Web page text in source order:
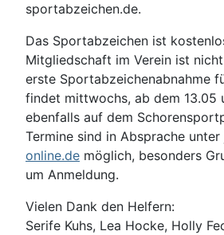
sportabzeichen.de.
Das Sportabzeichen ist
Mitgliedschaft im Verein ist
erste Sportabzeichenabnahme
findet mittwochs, ab dem 13.05
ebenfalls auf dem
Termine sind in Absprache unter
online.de möglich, besonders
um Anmeldung.
Vielen Dank den Helfern:
Serife Kuhs, Lea Hocke, Holly